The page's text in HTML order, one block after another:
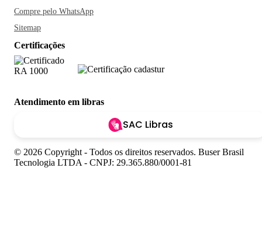
Compre pelo WhatsApp
Sitemap
Certificações
Atendimento em libras
SAC Libras
© 2026 Copyright - Todos os direitos reservados. Buser Brasil
Tecnologia LTDA - CNPJ: 29.365.880/0001-81